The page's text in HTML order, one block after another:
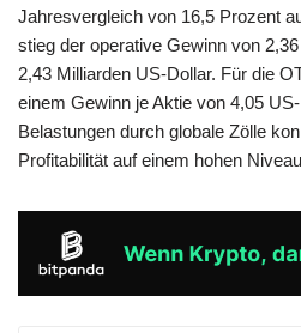
Jahresvergleich von 16,5 Prozent
stieg der operative Gewinn von
2,43 Milliarden US-Dollar. Für die
einem Gewinn je Aktie von 4,05
Belastungen durch globale Zölle
Profitabilität auf einem hohen